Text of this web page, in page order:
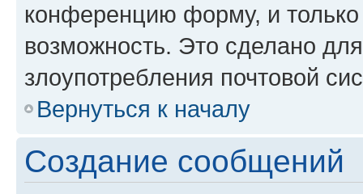
конференцию форму, и
возможность. Это сделано
злоупотребления почтовой
Вернуться к началу
Создание сообщений